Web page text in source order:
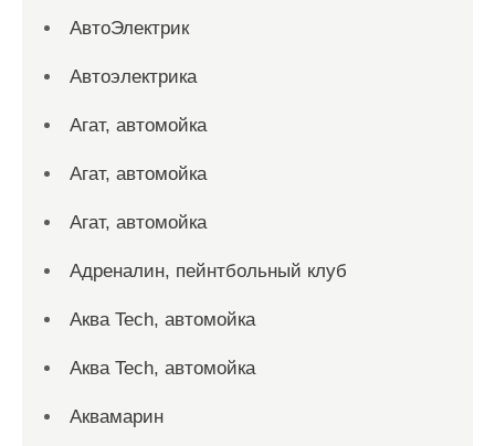
АвтоЭлектрик
Автоэлектрика
Агат, автомойка
Агат, автомойка
Агат, автомойка
Адреналин, пейнтбольный клуб
Аква Tech, автомойка
Аква Tech, автомойка
Аквамарин